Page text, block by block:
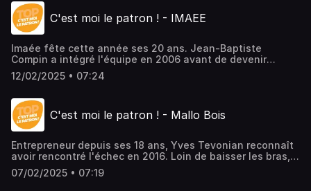
compost.> L'épisode en vidéo ici
C'est moi le patron ! - IMAEE
Imaée fête cette année ses 20 ans. Jean-Baptiste
Compin a intégré l'équipe en 2006 avant de devenir
associé en 2009. Imaée s'occupe de toutes les questions
liées à l'énergie : isolation, chauffage, électricité... Le
à cette question pleine de bon sens : comment isoler un
bâtiment pour le rendre performant et confortable ?>
L'épisode en vidéo ici
12/02/2025 • 07:24
C'est moi le patron ! - Mallo Bois
Entrepreneur depuis ses 18 ans, Yves Tevonian reconnaît
avoir rencontré l'échec en 2016. Loin de baisser les bras, il
a replongé avec l'aide de Réseau Entreprendre Alsace et
repris Mallo Bois, une scierie alsacienne spécialisée dans
07/02/2025 • 07:19